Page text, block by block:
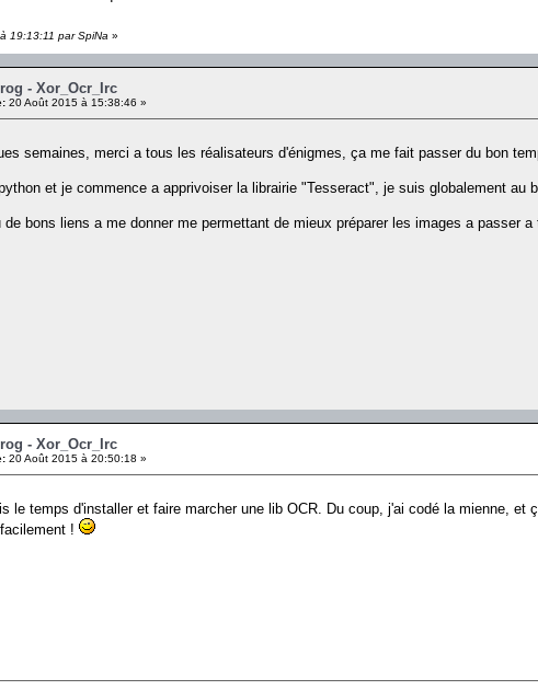
19:13:11 par SpiNa »
- Xor_Ocr_Irc
20 Août 2015 à 15:38:46 »
semaines, merci a tous les réalisateurs d'énigmes, ça me fait passer du bon
et je commence a apprivoiser la librairie "Tesseract", je suis globalement
bons liens a me donner me permettant de mieux préparer les images a passer
- Xor_Ocr_Irc
20 Août 2015 à 20:50:18 »
le temps d'installer et faire marcher une lib OCR. Du coup, j'ai codé la mienne,
!